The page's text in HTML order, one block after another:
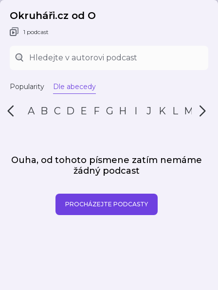
Okruháři.cz od O
1 podcast
Popularity Dle abecedy
A B C D E F G H I J K L M N
Ouha, od tohoto písmene zatím nemáme
žádný podcast
PROCHÁZEJTE PODCASTY